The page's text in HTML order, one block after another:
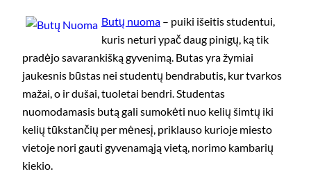
Butų nuoma – puiki išeitis studentui,
kuris neturi ypač daug pinigų, ką tik
pradėjo savarankišką gyvenimą. Butas yra žymiai
jaukesnis būstas nei studentų bendrabutis, kur tvarkos
mažai, o ir dušai, tuoletai bendri. Studentas
nuomodamasis butą gali sumokėti nuo kelių šimtų iki
kelių tūkstančių per mėnesį, priklauso kurioje miesto
vietoje nori gauti gyvenamąją vietą, norimo kambarių
kiekio.